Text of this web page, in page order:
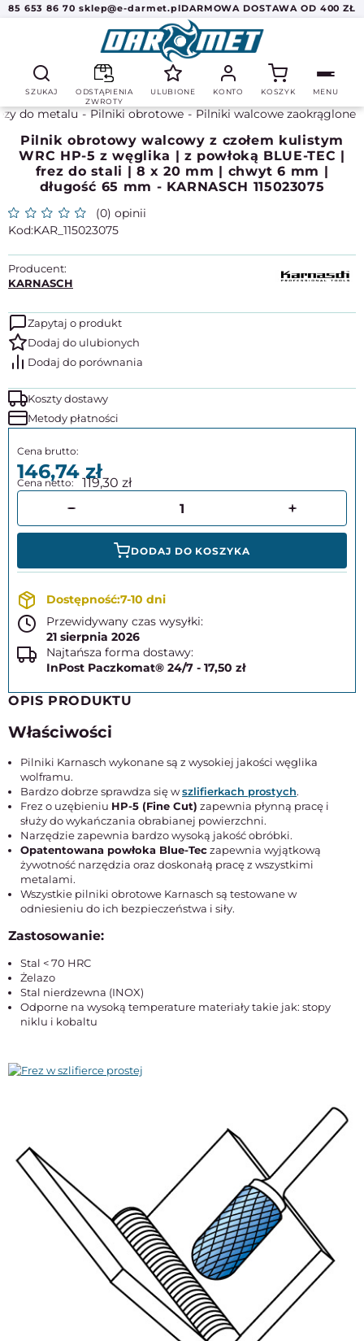
85 653 86 70 sklep@e-darmet.plDARMOWA DOSTAWA OD 400 ZŁ
SZUKAJ
ODSTĄPIENIA
ZWROTY
ULUBIONE KONTO KOSZYK MENU
do metalu Pilniki obrotowe Pilniki walcowe zaokrąglone
Pilnik obrotowy walcowy z czołem kulistym
WRC HP-5 z węglika | z powłoką BLUE-TEC |
frez do stali | 8 x 20 mm | chwyt 6 mm |
długość 65 mm - KARNASCH 115023075
(0) opinii
KAR_115023075
Producent:
KARNASCH
Zapytaj o produkt
Koszty dostawy
Metody płatności
146,74119,30
DODAJ DO KOSZYKA
7-10 dni
Przewidywany czas wysyłki:
21 sierpnia 2026
Najtańsza forma dostawy:
InPost Paczkomat® 24/7 - 17,50 zł
OPIS PRODUKTU
Właściwości
Pilniki Karnasch wykonane są z wysokiej jakości węglika
wolframu.
Bardzo dobrze sprawdza się wszlifierkach prostych.
Frez o uzębieniu HP-5 (Fine Cut) zapewnia płynną pracę i
służy do wykańczania obrabianej powierzchni.
Narzędzie zapewnia bardzo wysoką jakość obróbki.
Opatentowana powłoka Blue-Teczapewnia wyjątkową
żywotność narzędzia oraz doskonałą pracę z wszystkimi
metalami.
Wszystkie pilniki obrotowe Karnasch są testowane w
odniesieniu do ich bezpieczeństwa i siły.
Zastosowanie:
Stal < 70 HRC
Żelazo
Stal nierdzewna (INOX)
Odporne na wysoką temperature materiały takie jak: stopy
niklu i kobaltu